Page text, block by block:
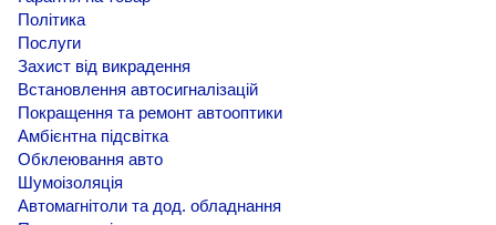
Політика
Послуги
Захист від викрадення
Встановлення автосигналізацій
Покращення та ремонт автооптики
Амбієнтна підсвітка
Обклеювання авто
Шумоізоляція
Автомагнітоли та дод. обладнання